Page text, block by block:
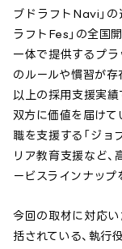
ブドラフトNavi」の
ラフトFes」の全国
一体で提供するプラ
のルールや慣習が
以上の採用支援実
双方に価値を届けて
職を支援する「ジョ
リア教育支援など
ービスラインナップ
今回の取材に対応い
括されている、執行